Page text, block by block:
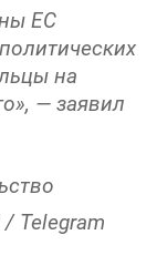
ЕС
на
— заявил
Telegram